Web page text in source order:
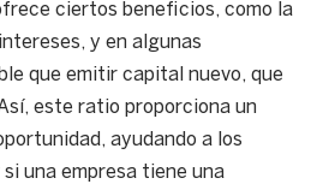
ciertos beneficios, como la
y en algunas
que emitir capital nuevo, que
este ratio proporciona un
ayudando a los
una empresa tiene una